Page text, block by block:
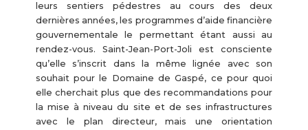
leurs sentiers pédestres au cours des deux
dernières années, les programmes d’aide financière
gouvernementale le permettant étant aussi au
rendez-vous. Saint-Jean-Port-Joli est consciente
qu’elle s’inscrit dans la même lignée avec son
souhait pour le Domaine de Gaspé, ce pour quoi
elle cherchait plus que des recommandations pour
la mise à niveau du site et de ses infrastructures
avec le plan directeur, mais une orientation